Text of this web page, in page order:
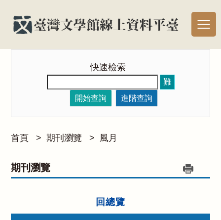
快速檢索
難
開始查詢
進階查詢
首頁 > 期刊瀏覽 > 風月
期刊瀏覽
回總覽